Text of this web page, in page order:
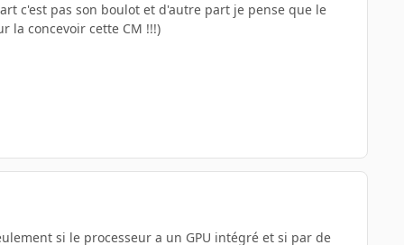
c'est pas son boulot et d'autre part je pense que le
la concevoir cette CM !!!)
si le processeur a un GPU intégré et si par de